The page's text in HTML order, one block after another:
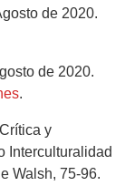
de 2020.
de 2020.
.
y
Interculturalidad
Walsh, 75-96.